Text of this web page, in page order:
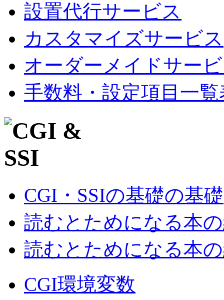
設置代行サービス
カスタマイズサービス
オーダーメイドサー
手数料・設定項目一覧
CGI・SSIの基礎の基礎
読むとためになる本
読むとためになる本
CGI環境変数